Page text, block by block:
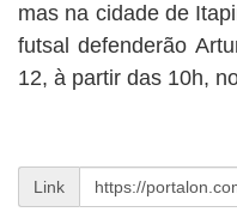
mas na cidade de
futsal defenderão
12, à partir das 10h,
Link